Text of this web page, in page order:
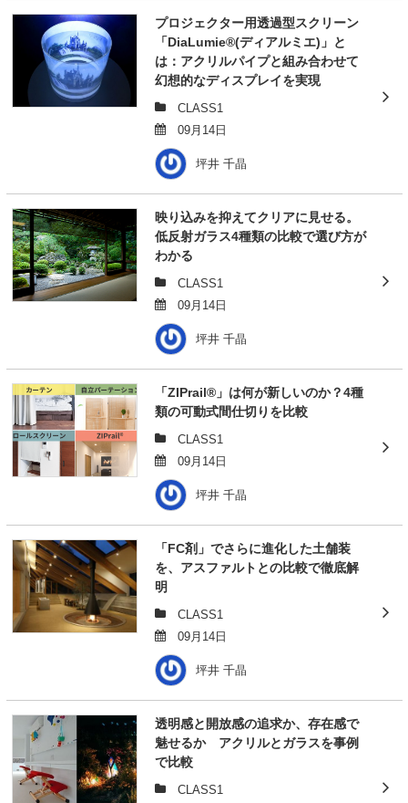
プロジェクター用透過型スクリーン
「DiaLumie®(ディアルミエ)」と
は：アクリルパイプと組み合わせて
幻想的なディスプレイを実現
CLASS1
09月14日
坪井 千晶
映り込みを抑えてクリアに見せる。
低反射ガラス4種類の比較で選び方が
わかる
CLASS1
09月14日
坪井 千晶
「ZIPrail®」は何が新しいのか？4種
類の可動式間仕切りを比較
CLASS1
09月14日
坪井 千晶
「FC剤」でさらに進化した土舗装
を、アスファルトとの比較で徹底解
明
CLASS1
09月14日
坪井 千晶
透明感と開放感の追求か、存在感で
魅せるか アクリルとガラスを事例
で比較
CLASS1